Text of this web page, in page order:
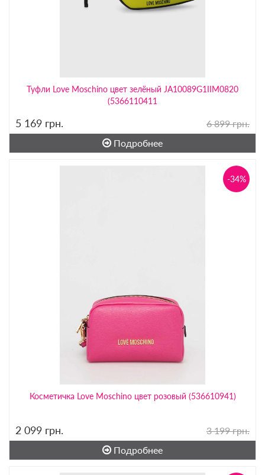
Туфли Love Moschino цвет зелёный JA10089G1IIM0820
(5366110411
5 169 грн.
6 899 грн.
Подробнее
Косметичка Love Moschino цвет розовый (536610941)
-34%
2 099 грн.
3 199 грн.
Подробнее